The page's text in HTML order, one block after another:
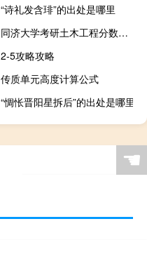
“诗礼发含琲”的出处是哪里
同济大学考研土木工程分数线是多少
2-5攻略攻略
传质单元高度计算公式
“惆怅晋阳星拆后”的出处是哪里
☚